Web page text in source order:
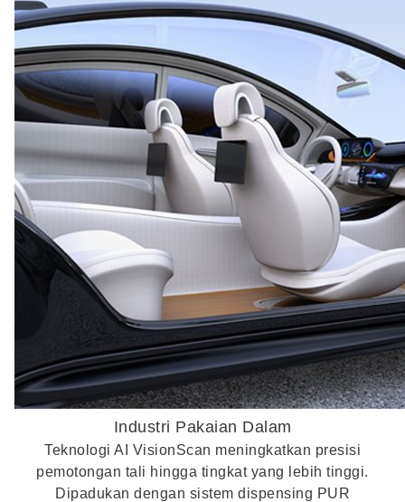
Industri Pakaian Dalam
Teknologi AI VisionScan meningkatkan presisi
pemotongan tali hingga tingkat yang lebih tinggi.
Dipadukan dengan sistem dispensing PUR